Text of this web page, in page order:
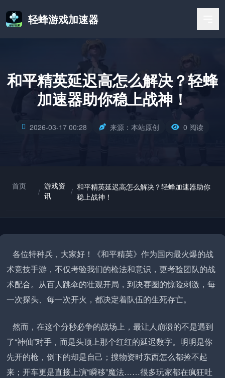
轻蜂游戏加速器
和平精英延迟高怎么解决？轻蜂
加速器助你稳上战神！
2026-03-17 00:28 来源：本站原创 0 阅读
首页
/
游戏资
讯
/ 和平精英延迟高怎么解决？轻蜂加速器助你
稳上战神！
各位特种兵，大家好！《和平精英》作为国内最火爆的战
术竞技手游，不仅考验我们的枪法和意识，更考验团队的战
术配合。从百人跳伞的壮观开局，到决赛圈的惊险刺激，每
一次探头、每一次开火，都决定着队伍的生死存亡。
然而，在这个分秒必争的战场上，最让人崩溃的不是遇到
了“神仙”对手，而是头顶上那个红红的延迟数字。明明是你
先开的枪，倒下的却是自己；搜物资时东西怎么都捡不起
来；开车更是直接上演“瞬移”魔法……很多玩家都在疯狂吐